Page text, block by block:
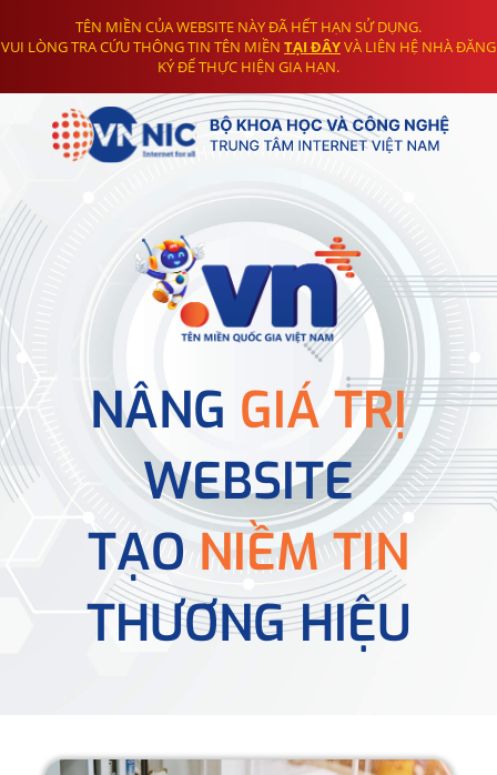
TÊN MIỀN CỦA WEBSITE NÀY ĐÃ HẾT HẠN SỬ DỤNG.
VUI LÒNG TRA CỨU THÔNG TIN TÊN MIỀN TẠI ĐÂYVÀ LIÊN HỆ NHÀ ĐĂNG
KÝ ĐỂ THỰC HIỆN GIA HẠN.
NÂNG GIÁ TRỊ
WEBSITE
TẠONIỀM TIN
THƯƠNG HIỆU